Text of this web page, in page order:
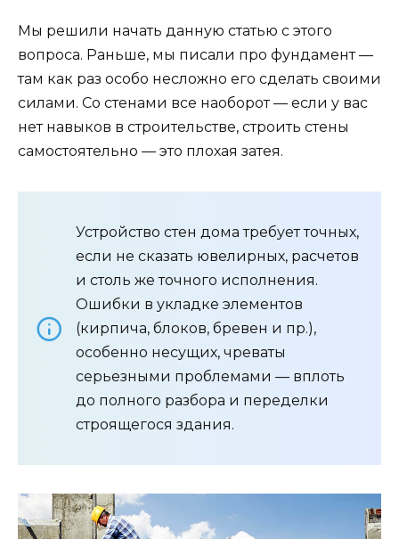
Мы решили начать данную статью с этого
вопроса. Раньше, мы писали про фундамент —
там как раз особо несложно его сделать своими
силами. Со стенами все наоборот — если у вас
нет навыков в строительстве, строить стены
самостоятельно — это плохая затея.
Устройство стен дома требует точных,
если не сказать ювелирных, расчетов
и столь же точного исполнения.
Ошибки в укладке элементов
(кирпича, блоков, бревен и пр.),
особенно несущих, чреваты
серьезными проблемами — вплоть
до полного разбора и переделки
строящегося здания.